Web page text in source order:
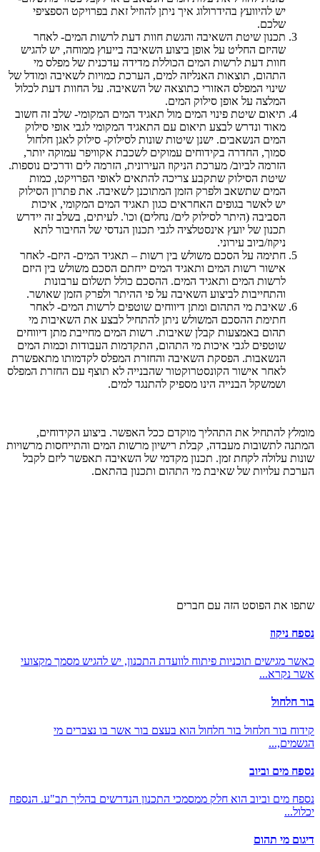
יש להיוועץ בהידרולוג איך ניתן להוזיל זאת בפרויקט הספציפי
שלכם.
תכנון שיטת השאיבה והגשת חוות דעת לרשות המים- לאחר
שהיזם החליט על אופן ביצוע השאיבה בייעוץ ממוחה, יש להגיש
חוות דעת לרשות המים הכוללת מדידה עדכנית של מפלס מי
התהום, תוצאות האנליזה למים, הערכת כמויות לשאיבה ומודל של
שינוי המפלס האזורי כתוצאה של השאיבה. על החוות דעת לכלול
המלצה על אופן סילוק המים.
תיאום שיטת פינוי המים מול תאגיד המים המקומי- שלב זה חשוב
מאוד ונדרש לבצע תיאום עם התאגיד המקומי לגבי אופי סילוק
המים הנשאבים. ישנן שיטות שונות לסילוק- סילוק לאגן חלחול
סמוך, החדרה בקידוחים עמוקים לשכבת אקוויפר עמוקה יותר,
הזרמה לביוב/ מערכת הניקוז העירונית, הזרמה לים ודרכים נוספות.
שיטת הסילוק שתקבע צריכה להתאים לאופי הפרויקט, כמות
המים שתשאב ולפרק הזמן המתוכנן לשאיבה. את פתרון הסילוק
יש לאשר בגופים האחראים כגון תאגיד המים המקומי, איכות
הסביבה (היתר לסילוק לים/ נחלים) וכו'. לעיתים, בשלב זה יידרש
תכנון של יועץ אינסטלציה לגבי תכנון הנדסי של החיבור לתא
ניקוז/ביוב עירוני.
חתימה על הסכם משולש בין רשות – תאגיד המים- היזם- לאחר
אישור רשות המים ותאגיד המים ייחתם הסכם משולש בין היזם
לרשות המים ותאגיד המים. ההסכם כולל תשלום ערבונות
והתחייבות לביצוע השאיבה על פי ההיתר ולפרק הזמן שאושר.
שאיבת מי התהום ומתן דיווחים שוטפים לרשות המים- לאחר
חתימת ההסכם המשולש ניתן להתחיל לבצע את השאיבות מי
תהום באמצעות קבלן שאיבות. רשות המים מחייבת מתן דיווחים
שוטפים לגבי איכות מי התהום, התקדמות העבודות וכמות המים
הנשאבות. הפסקת השאיבה והחזרת המפלס לקדמותו מתאפשרת
לאחר אישור הקונסטרוקטור שהבנייה לא תוצף עם החזרת המפלס
ושמשקל הבנייה הינו מספיק להתנגד למים.
מומלץ להתחיל את התהליך מוקדם ככל האפשר. ביצוע הקידוחים,
המתנה לתשובות מעבדה, קבלת רישיון מרשות המים והתייחסות מרשויות
שונות עלולה לקחת זמן. תכנון מקדמי של השאיבה תאפשר ליזם לקבל
הערכת עלויות של שאיבת מי התהום ותכנון בהתאם.
שתפו את הפוסט הזה עם חברים
נספח ניקוז
כאשר מגישים תוכניות פיתוח לוועדת התכנון, יש להגיש מסמך מקצועי
אשר נקרא...
בור חלחול
קידוח בור חלחול בור חלחול הוא בעצם בור אשר בו נצברים מי
הגשמים,...
נספח מים וביוב
נספח מים וביוב הוא חלק ממסמכי התכנון הנדרשים בהליך תב"ע. הנספח
יכלול...
דיגום מי תהום